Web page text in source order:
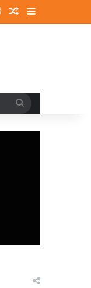
Log InRandom Article
Sidebar